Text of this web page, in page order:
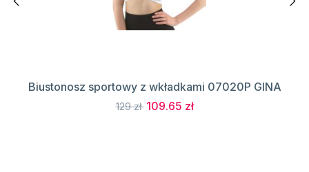
Biustonosz sportowy z wkładkami 07020P GINA
129 zł 109.65 zł